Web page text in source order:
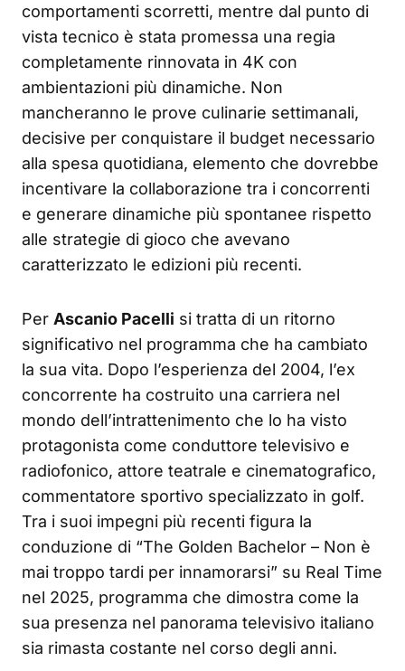
comportamenti scorretti, mentre dal punto di
vista tecnico è stata promessa una regia
completamente rinnovata in 4K con
ambientazioni più dinamiche. Non
mancheranno le prove culinarie settimanali,
decisive per conquistare il budget necessario
alla spesa quotidiana, elemento che dovrebbe
incentivare la collaborazione tra i concorrenti
e generare dinamiche più spontanee rispetto
alle strategie di gioco che avevano
caratterizzato le edizioni più recenti.
Per Ascanio Pacelli si tratta di un ritorno
significativo nel programma che ha cambiato
la sua vita. Dopo l’esperienza del 2004, l’ex
concorrente ha costruito una carriera nel
mondo dell’intrattenimento che lo ha visto
protagonista come conduttore televisivo e
radiofonico, attore teatrale e cinematografico,
commentatore sportivo specializzato in golf.
Tra i suoi impegni più recenti figura la
conduzione di “The Golden Bachelor – Non è
mai troppo tardi per innamorarsi” su Real Time
nel 2025, programma che dimostra come la
sua presenza nel panorama televisivo italiano
sia rimasta costante nel corso degli anni.